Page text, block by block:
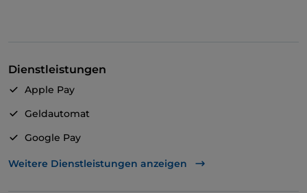
Dienstleistungen
Apple Pay
Geldautomat
Google Pay
Mastercard
Weitere Dienstleistungen anzeigen